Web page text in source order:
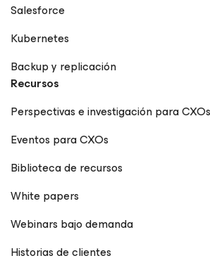
Salesforce
Kubernetes
Backup y replicación
Recursos
Perspectivas e investigación para CXOs
Eventos para CXOs
Biblioteca de recursos
White papers
Webinars bajo demanda
Historias de clientes